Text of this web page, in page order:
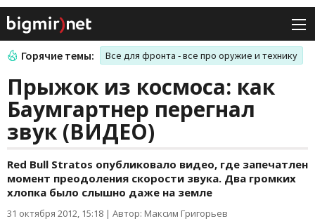
Горячие темы: Все для фронта - все про оружие и технику
Прыжок из космоса: как
Баумгартнер перегнал
звук (ВИДЕО)
Red Bull Stratos опубликовало видео, где запечатлен
момент преодоления скорости звука. Два громких
хлопка было слышно даже на земле
31 октября 2012, 15:18 | Автор: Максим Григорьев